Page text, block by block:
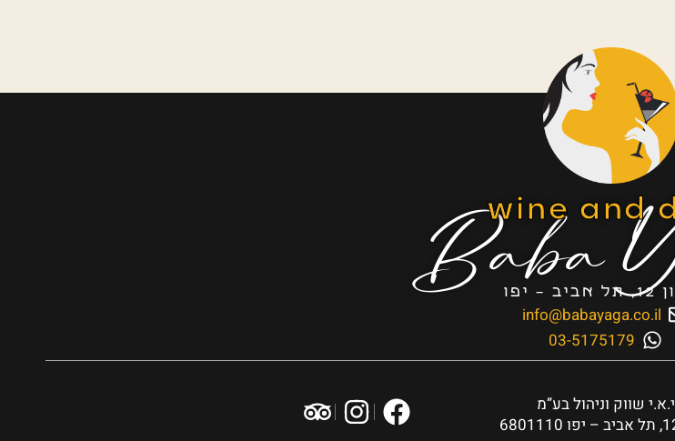
wine and
Baba – יפו
info@babayaga.co.il
03-5175179
שווק וניהול בע”מ